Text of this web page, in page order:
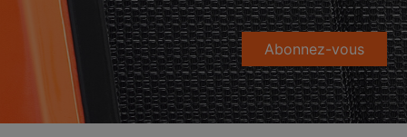
Abonnez-vous